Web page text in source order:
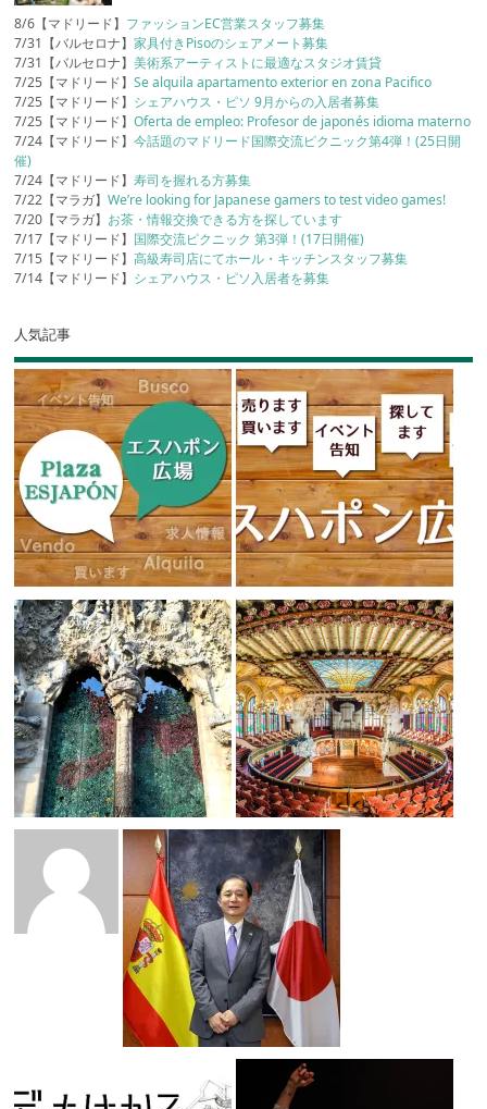
8/6【マドリード】 ファッションEC営業スタッフ募集
7/31【バルセロナ】家具付きPisoのシェアメート募集
7/31【バルセロナ】美術系アーティストに最適なスタジオ賃貸
7/25【マドリード】Se alquila apartamento exterior en zona Pacifico
7/25【マドリード】 シェアハウス・ピソ 9月からの入居者募集
7/25【マドリード】Oferta de empleo: Profesor de japonés idioma materno
7/24【マドリード】今話題のマドリード国際交流ピクニック第4弾！(25日開
催)
7/24【マドリード】寿司を握れる方募集
7/22【マラガ】We’re looking for Japanese gamers to test video games!
7/20【マラガ】 お茶・情報交換できる方を探しています
7/17【マドリード】 国際交流ピクニック 第3弾！(17日開催)
7/15【マドリード】高級寿司店にてホール・キッチンスタッフ募集
7/14【マドリード】 シェアハウス・ピソ入居者を募集
人気記事